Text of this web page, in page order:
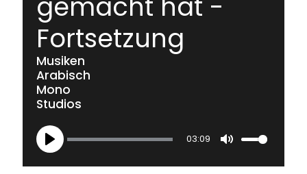
Fortsetzung
Musiken
Arabisch
Mono
Studios
Play
03:09